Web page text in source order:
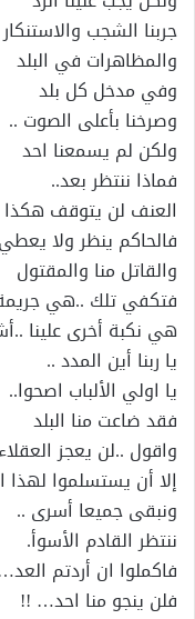
جربنا الشجب والاستنكار
والمظاهرات في البلد
وفي مدخل كل بلد
وصرخنا بأعلى الصوت ..
ولكن لم يسمعنا احد
فماذا ننتظر بعد..
العنف لن يتوقف هكذا
فالحاكم ينظر ولا
والقاتل منا والمقتول
فتكفي تلك ..هي جريمة
هي نكبة أخرى علينا
يا ربنا أين المدد ..
يا اولي الألباب اصحوا..
فقد ضاعت منا البلد
واقول ..لن يعجز
إلا أن يستسلموا لهذا
ونبقى جميعا أسرى ..
ننتظر القادم الأسوأ.
فاكملوا ان أردتم
فلن ينجو منا احد… !!